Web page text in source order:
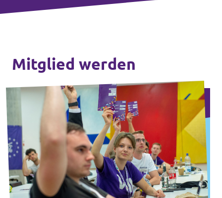
Datenschutz
Mitglied werden